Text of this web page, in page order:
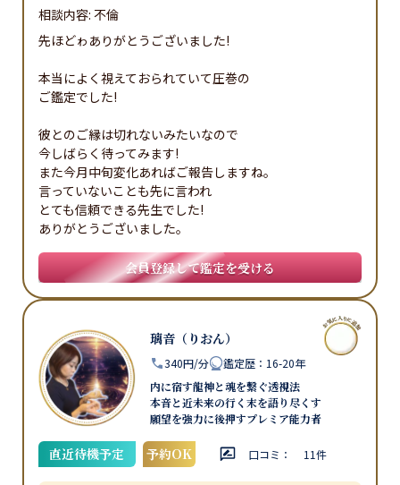
相談内容: 不倫
先ほどゎありがとうございました!
本当によく視えておられていて圧巻の
ご鑑定でした!
彼とのご縁は切れないみたいなので
今しばらく待ってみます!
また今月中旬変化あればご報告しますね。
言っていないことも先に言われ
とても信頼できる先生でした!
ありがとうございました。
会員登録して鑑定を受ける
璃音（りおん）
340円/分 鑑定歴： 16-20年
内に宿す龍神と魂を繋ぐ透視法
本音と近未来の行く末を語り尽くす
願望を強力に後押すプレミア能力者
直近待機予定 予約OK 口コミ： 11件